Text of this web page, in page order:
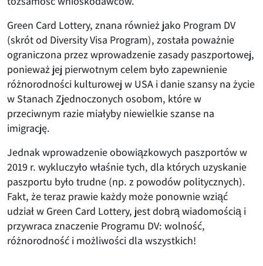
Green Card Lottery, znana również jako Program DV
(skrót od Diversity Visa Program), została poważnie
ograniczona przez wprowadzenie zasady paszportowej,
ponieważ jej pierwotnym celem było zapewnienie
różnorodności kulturowej w USA i danie szansy na życie
w Stanach Zjednoczonych osobom, które w
przeciwnym razie miałyby niewielkie szanse na
imigrację.
Jednak wprowadzenie obowiązkowych paszportów w
2019 r. wykluczyło właśnie tych, dla których uzyskanie
paszportu było trudne (np. z powodów politycznych).
Fakt, że teraz prawie każdy może ponownie wziąć
udział w Green Card Lottery, jest dobrą wiadomością i
przywraca znaczenie Programu DV: wolność,
różnorodność i możliwości dla wszystkich!